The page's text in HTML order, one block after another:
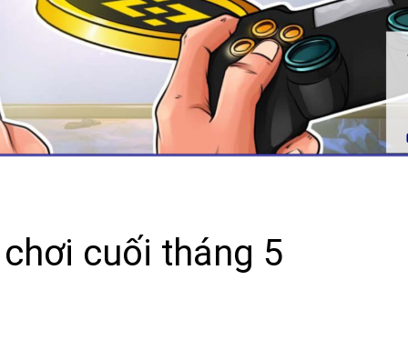
cuối tháng 5